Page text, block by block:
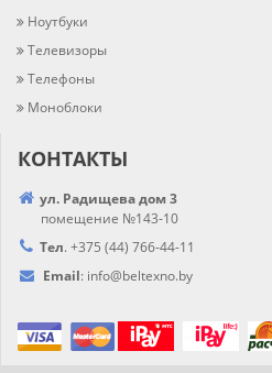
Ноутбуки
Телевизоры
Телефоны
Моноблоки
КОНТАКТЫ
ул. Радищева дом 3
помещение №143-10
Тел. +375 (44) 766-44-11
Email: info@beltexno.by